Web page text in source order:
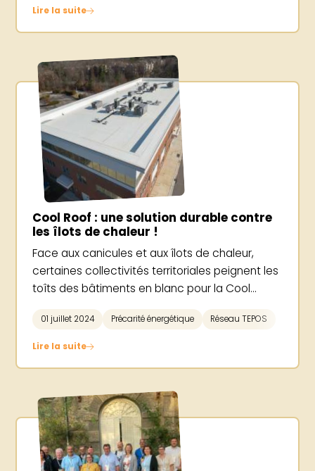
Lire la suite
Cool Roof : une solution durable contre
les îlots de chaleur !
Face aux canicules et aux îlots de chaleur,
certaines collectivités territoriales peignent les
toîts des bâtiments en blanc pour la Cool...
01 juillet 2024 Précarité énergétique Réseau TEPOS
Lire la suite